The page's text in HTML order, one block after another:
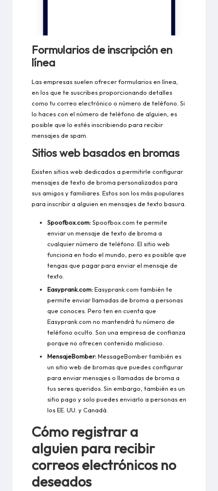
Formularios de inscripción en
línea
Las empresas suelen ofrecer formularios en línea,
en los que te suscribes proporcionando detalles
como tu correo electrónico o número de teléfono. Si
lo haces con el número de teléfono de alguien, es
posible que lo estés inscribiendo para recibir
mensajes de spam.
Sitios web basados en bromas
Existen sitios web dedicados a permitirle configurar
mensajes de texto de broma personalizados para
sus amigos y familiares. Estos son los más populares
para inscribir a alguien en mensajes de texto basura.
Spoofbox.com:Spoofbox.com te permite
enviar un mensaje de texto de broma a
cualquier número de teléfono. El sitio web
funciona en todo el mundo, pero es posible que
tengas que pagar para enviar el mensaje de
texto.
Easyprank.com:Easyprank.com también te
permite enviar llamadas de broma a personas
que conoces. Pero ten en cuenta que
Easyprank.com no mantendrá tu número de
teléfono oculto. Son una empresa de confianza
porque no ofrecen contenido malicioso.
MensajeBomber:MessageBomber también es
un sitio web de bromas que puedes configurar
para enviar mensajes o llamadas de broma a
tus seres queridos. Sin embargo, también es un
sitio pago y solo puedes enviarlo a personas en
los EE. UU. y Canadá.
Cómo registrar a
alguien para recibir
correos electrónicos no
deseados